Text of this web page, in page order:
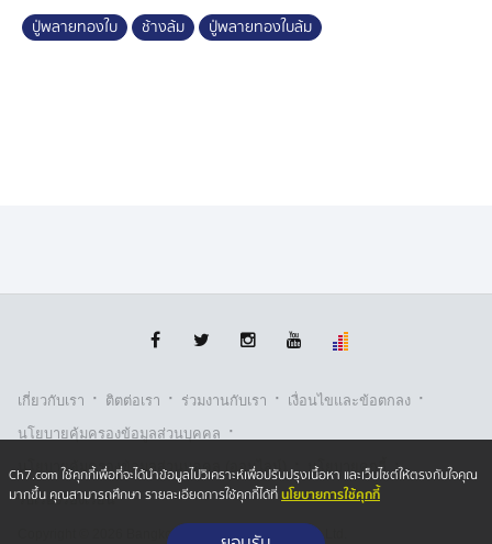
ปู่พลายทองใบ ช้างล้ม ปู่พลายทองใบล้ม
เกี่ยวกับเรา · ติตต่อเรา · ร่วมงานกับเรา · เงื่อนไขและข้อตกลง ·
นโยบายคุ้มครองข้อมูลส่วนบุคคล ·
นโยบายคุ้มครองข้อมูลส่วนบุคคล (ออนไลน์) · นโยบายคุกกี้ ·
รับเรื่องร้องเรียน
Copyright © 2026 Bangkok Broadcasting & T.V. Co.,Ltd.
Ch7.com ใช้คุกกี้เพื่อที่จะได้นำข้อมูลไปวิเคราะห์เพื่อปรับปรุงเนื้อหา และเว็บไซต์ให้ตรงกับใจคุณ
มากขึ้น คุณสามารถศึกษา รายละเอียดการใช้คุกกี้ได้ที่นโยบายการใช้คุกกี้